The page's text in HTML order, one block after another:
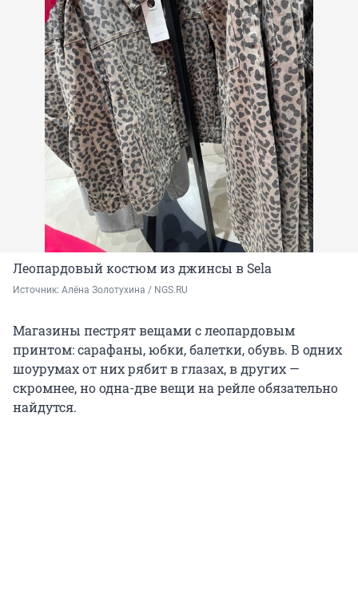
Леопардовый костюм из джинсы в Sela
Источник: Алёна Золотухина / NGS.RU
Магазины пестрят вещами с леопардовым
принтом: сарафаны, юбки, балетки, обувь. В одних
шоурумах от них рябит в глазах, в других —
скромнее, но одна-две вещи на рейле обязательно
найдутся.